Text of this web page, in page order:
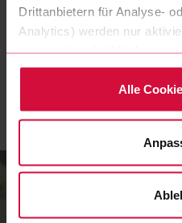
Drittanbietern für Analyse-
Analytics) werden nur
entsprechende Häkchen
klicken. Mehr dazu
Einwilligungserklärung zu
unserer
Alle
Aufgrund zahlreicher
wurde die Coroplast Group
MEHR ERFAHREN